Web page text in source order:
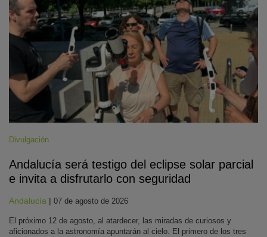
Divulgación
Andalucía será testigo del eclipse solar parcial
e invita a disfrutarlo con seguridad
Andalucía | 07 de agosto de 2026
El próximo 12 de agosto, al atardecer, las miradas de curiosos y
aficionados a la astronomía apuntarán al cielo. El primero de los tres